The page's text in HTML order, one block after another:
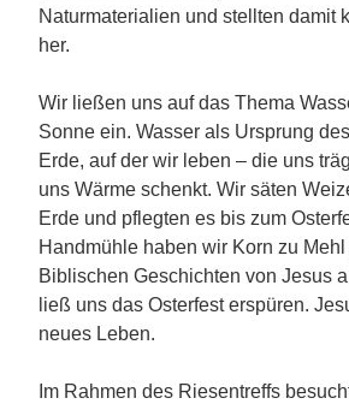
Naturmaterialien und stellten damit
her.
Wir ließen uns auf das Thema
Sonne ein. Wasser als Ursprung
Erde, auf der wir leben – die uns
uns Wärme schenkt. Wir säten
Erde und pflegten es bis zum
Handmühle haben wir Korn zu
Biblischen Geschichten von Jesus
ließ uns das Osterfest erspüren.
neues Leben.
Im Rahmen des Riesentreffs